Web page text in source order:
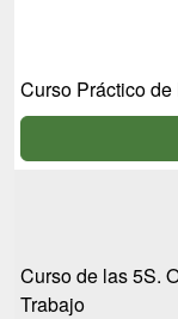
Curso Práctico
Curso de las 5S.
Trabajo